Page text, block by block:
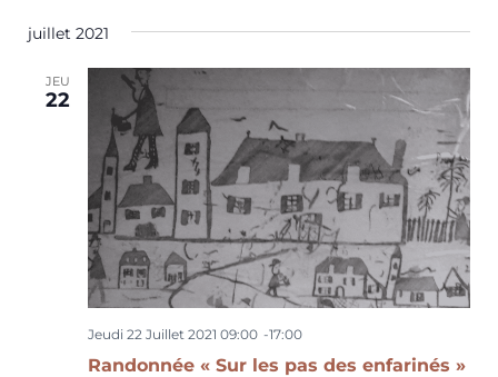
u
l
t
a
t
i
o
n
s
è
n
e
m
e
n
t
juillet 2021
JEU
22
Randonnée « Sur les pas des enfarinés »
Jeudi 22 Juillet 2021 09:00 -17:00